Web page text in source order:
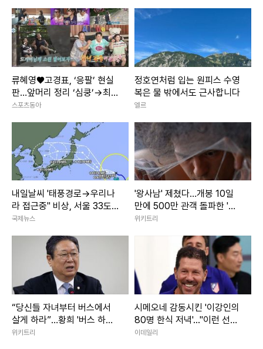
류혜영♥고경표, ‘응팔’ 현실
판…앞머리 정리 ‘심쿵’→최고
7.8% (나혼산)
스포츠동아
정호연처럼 입는 원피스 수영
복은 물 밖에서도 근사합니다
엘르
내일날씨 '태풍경로→우리나
라 접근중" 비상, 서울 33도
폭염
국제뉴스
'왕사남' 제쳤다…개봉 10일
만에 500만 관객 돌파한 '대
작 영화'
위키트리
“당신들 자녀부터 버스에서
살게 하라”…황희 '버스 하우
스'에 직격탄
위키트리
시메오네 감동시킨 '이강인의
80명 한식 저녁'..."이런 선수
필요했다"
이데일리